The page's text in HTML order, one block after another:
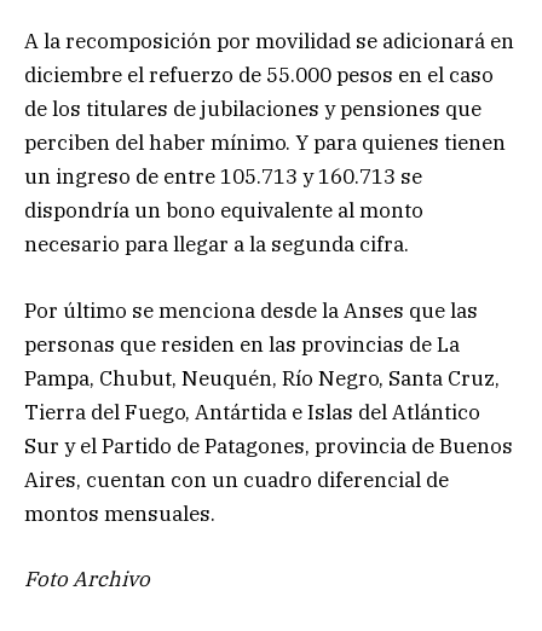
A la recomposición por movilidad se adicionará en
diciembre el refuerzo de 55.000 pesos en el caso
de los titulares de jubilaciones y pensiones que
perciben del haber mínimo. Y para quienes tienen
un ingreso de entre 105.713 y 160.713 se
dispondría un bono equivalente al monto
necesario para llegar a la segunda cifra.
Por último se menciona desde la Anses que las
personas que residen en las provincias de La
Pampa, Chubut, Neuquén, Río Negro, Santa Cruz,
Tierra del Fuego, Antártida e Islas del Atlántico
Sur y el Partido de Patagones, provincia de Buenos
Aires, cuentan con un cuadro diferencial de
montos mensuales.
Foto Archivo